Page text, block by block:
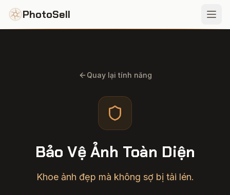
PhotoSell
Quay lại tính năng
Bảo Vệ Ảnh Toàn Diện
Khoe ảnh đẹp mà không sợ bị tải lén.